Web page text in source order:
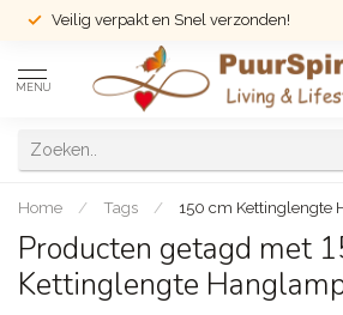
Veilig verpakt en Snel verzonden!
MENU
Home / Tags / 150 cm Kettinglengte
Producten getagd met
Kettinglengte